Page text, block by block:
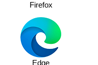
Firefox
Edge